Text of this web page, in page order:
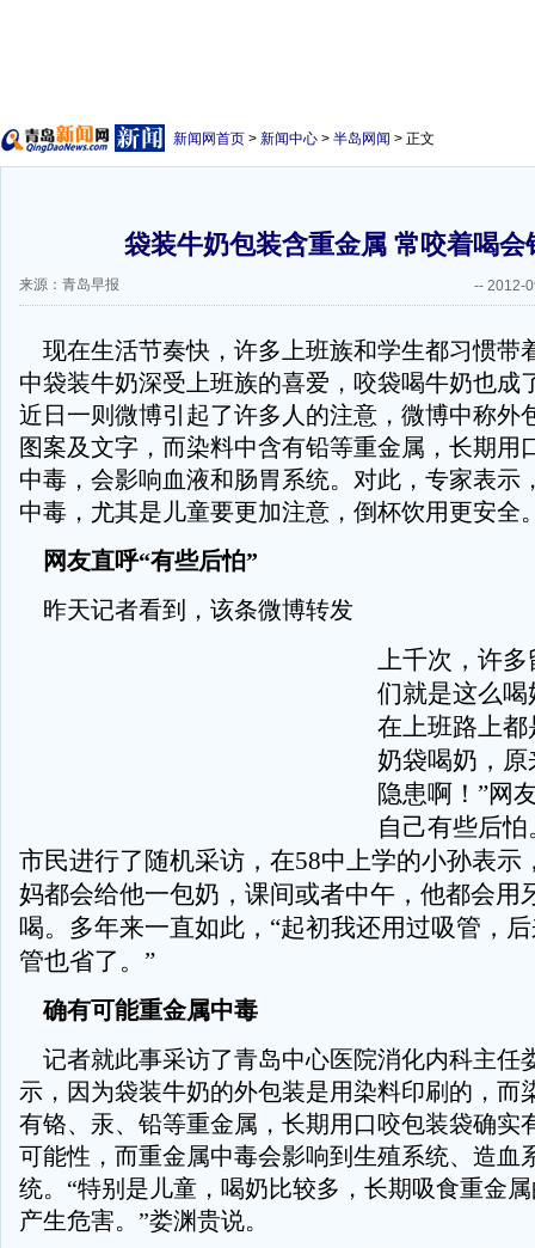
新闻网首页 > 新闻中心 > 半岛网闻 > 正文
袋装牛奶包装含重金属 常咬着喝会
来源：青岛早报 -- 2012-
现在生活节奏快，许多上班族和学生都习惯带
中袋装牛奶深受上班族的喜爱，咬袋喝牛奶也成
近日一则微博引起了许多人的注意，微博中称外
图案及文字，而染料中含有铅等重金属，长期用
中毒，会影响血液和肠胃系统。对此，专家表示
中毒，尤其是儿童要更加注意，倒杯饮用更安全
网友直呼“有些后怕”
昨天记者看到，该条微博转发
上千次，许
们就是这么喝
在上班路上
奶袋喝奶，
隐患啊！”网
自己有些后
市民进行了随机采访，在58中上学的小孙表示
妈都会给他一包奶，课间或者中午，他都会用
喝。多年来一直如此，“起初我还用过吸管，
管也省了。”
确有可能重金属中毒
记者就此事采访了青岛中心医院消化内科主任
示，因为袋装牛奶的外包装是用染料印刷的，而
有铬、汞、铅等重金属，长期用口咬包装袋确实
可能性，而重金属中毒会影响到生殖系统、造血
统。“特别是儿童，喝奶比较多，长期吸食重金
产生危害。”娄渊贵说。